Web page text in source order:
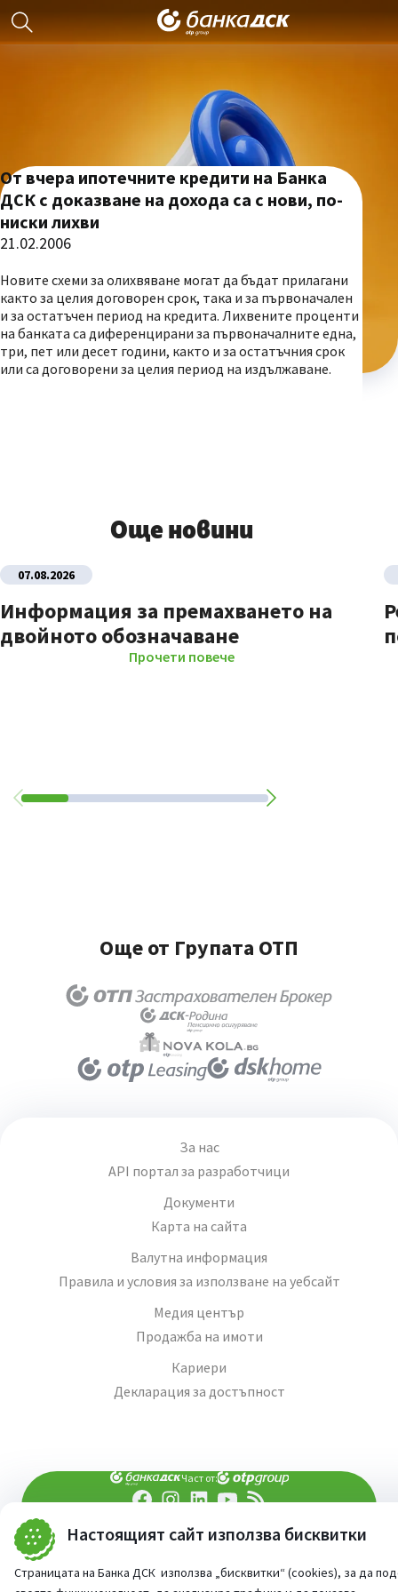
Настоящият сайт използва бисквитки
Страницата на Банка ДСК използва „бисквитки“ (cookies), за да
От вчера ипотечните кредити на Банка
ДСК с доказване на дохода са с нови, по-
ниски лихви
21.02.2006
Новите схеми за олихвяване могат да бъдат прилагани
както за целия договорен срок, така и за първоначален
и за остатъчен период на кредита. Лихвените проценти
на банката са диференцирани за първоначалните една,
три, пет или десет години, както и за остатъчния срок
или са договорени за целия период на издължаване.
Още новини
07.08.2026
Информация за премахването на
двойното обозначаване
Прочети повече
Още от Групата ОТП
За нас
API портал за разработчици
Документи
Карта на сайта
Валутна информация
Правила и условия за използване на уебсайт
Медия център
Продажба на имоти
Кариери
Декларация за достъпност
Част от:
При въпроси -попитай AI асистента ни
Сайт от:StudioX